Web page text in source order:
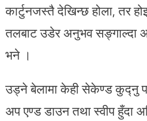
कार्टुनजस्तै देखिन्छ होला, तर
तलबाट उडेर अनुभव सङ्गाल्दा
भने ।
उड्ने बेलामा केही सेकेण्ड कुद्नु
अप एण्ड डाउन तथा स्वीप हुँदा